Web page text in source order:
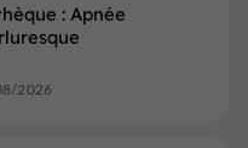
: Apnée
2026